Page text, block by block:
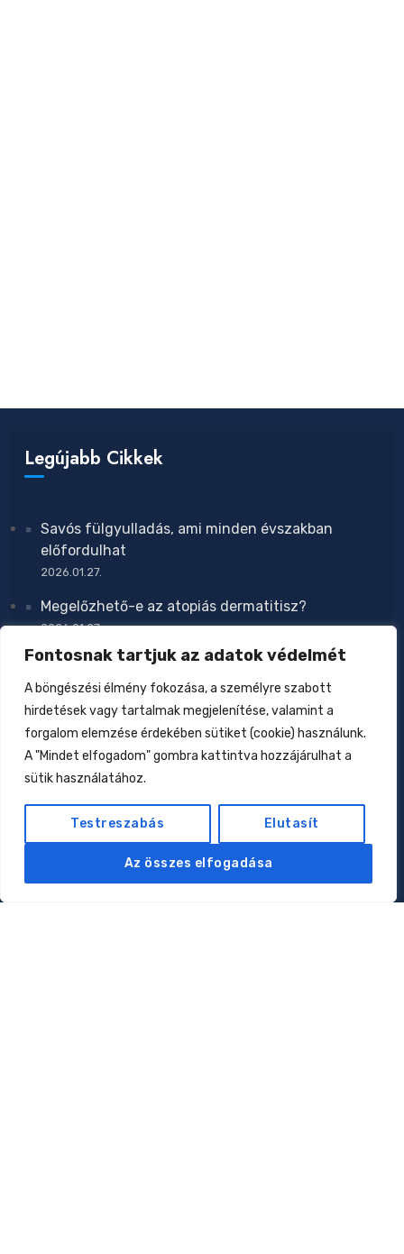
Fontosnak tartjuk az adatok védelmét
A böngészési élmény fokozása, a személyre szabott
hirdetések vagy tartalmak megjelenítése, valamint a
forgalom elemzése érdekében sütiket (cookie) használunk.
A "Mindet elfogadom" gombra kattintva hozzájárulhat a
sütik használatához.
Testreszabás Elutasít
Az összes elfogadása
Legújabb Cikkek
Savós fülgyulladás, ami minden évszakban
előfordulhat
2026.01.27.
Megelőzhető-e az atopiás dermatitisz?
2026.01.27.
Zavar a növekedésben
2026.01.27.
Csecsemőtáplálás az elmúlt 160 évben
2026.01.17.
Allergiák: kell-e nekünk az eliminációs diéta?